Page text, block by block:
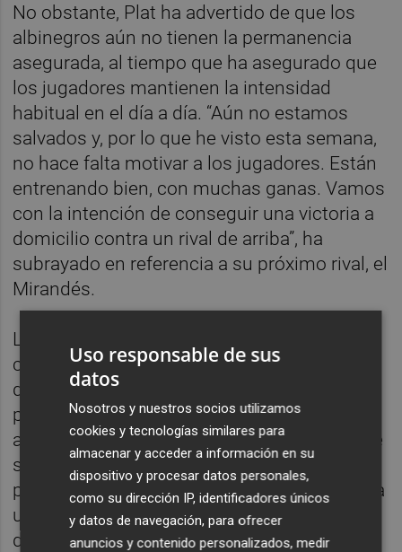
No obstante, Plat ha advertido de que los
albinegros aún no tienen la permanencia
asegurada, al tiempo que ha asegurado que
los jugadores mantienen la intensidad
habitual en el día a día. “Aún no estamos
salvados y, por lo que he visto esta semana,
no hace falta motivar a los jugadores. Están
entrenando bien, con muchas ganas. Vamos
con la intención de conseguir una victoria a
domicilio contra un rival de arriba”, ha
subrayado en referencia a su próximo rival, el
Mirandés.
Los de
choque en plena pelea por el ascenso
directo, ganaron a los albinegros en la
primera vuelta explotando el contragolpe
ante un Castellón muy vulnerable atrás. Este
sábado, el planteamiento de los burgaleses
podría ser parecido, aunque Plat no descarta
un plan B. “Esperamos que nos jueguen
directo o en bloque bajo y estamos
Uso responsable de sus
datos
Nosotros y nuestros socios utilizamos
cookies y tecnologías similares para
almacenar y acceder a información en su
dispositivo y procesar datos personales,
como su dirección IP, identificadores únicos
y datos de navegación, para ofrecer
anuncios y contenido personalizados, medir